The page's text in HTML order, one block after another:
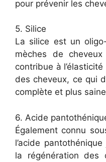
pour prévenir les
5. Silice
La silice est un
mèches de
contribue à
des cheveux, ce qui
complète et plus
6. Acide
Également connu
l’acide
la régénération des